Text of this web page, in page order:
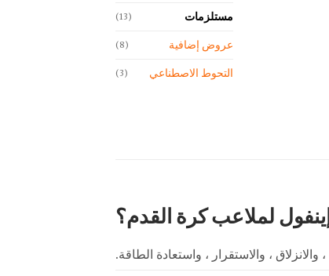
مستلزمات (13)
عروض إضافية (8)
التحوط الاصطناعي (3)
لملاعب كرة القدم؟